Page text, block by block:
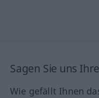
Sagen Sie uns
Wie gefällt Ihnen